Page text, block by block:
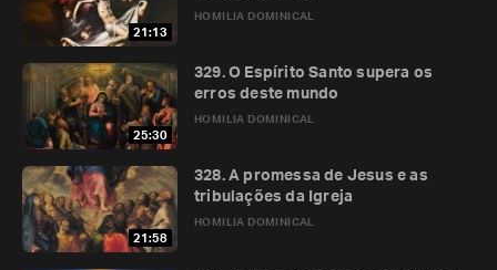
21:13
HOMILIA DOMINICAL
25:30
HOMILIA DOMINICAL
329. O Espírito Santo supera os
erros deste mundo
21:58
HOMILIA DOMINICAL
328. A promessa de Jesus e as
tribulações da Igreja